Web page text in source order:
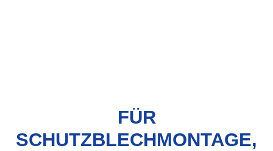
FÜR
SCHUTZBLECHMONTAGE,